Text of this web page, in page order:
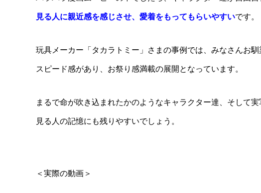
見る人に親近感を感じさせ、愛着をもってもらいやすいです。
玩具メーカー「タカラトミー」さまの事例では、みなさんお
スピード感があり、お祭り感満載の展開となっています。
まるで命が吹き込まれたかのようなキャラクター達、そして
見る人の記憶にも残りやすいでしょう。
＜実際の動画＞